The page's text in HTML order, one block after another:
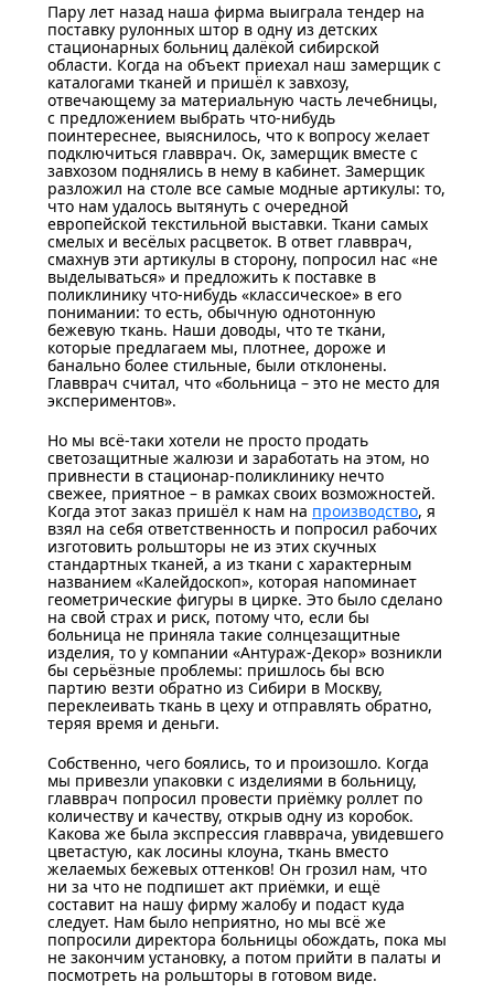
Пару лет назад наша фирма выиграла тендер на
поставку рулонных штор в одну из детских
стационарных больниц далёкой сибирской
области. Когда на объект приехал наш замерщик с
каталогами тканей и пришёл к завхозу,
отвечающему за материальную часть лечебницы,
с предложением выбрать что-нибудь
поинтереснее, выяснилось, что к вопросу желает
подключиться главврач. Ок, замерщик вместе с
завхозом поднялись в нему в кабинет. Замерщик
разложил на столе все самые модные артикулы: то,
что нам удалось вытянуть с очередной
европейской текстильной выставки. Ткани самых
смелых и весёлых расцветок. В ответ главврач,
смахнув эти артикулы в сторону, попросил нас «не
выделываться» и предложить к поставке в
поликлинику что-нибудь «классическое» в его
понимании: то есть, обычную однотонную
бежевую ткань. Наши доводы, что те ткани,
которые предлагаем мы, плотнее, дороже и
банально более стильные, были отклонены.
Главврач считал, что «больница – это не место для
экспериментов».
Но мы всё-таки хотели не просто продать
светозащитные жалюзи и заработать на этом, но
привнести в стационар-поликлинику нечто
свежее, приятное – в рамках своих возможностей.
Когда этот заказ пришёл к нам на производство, я
взял на себя ответственность и попросил рабочих
изготовить рольшторы не из этих скучных
стандартных тканей, а из ткани с характерным
названием «Калейдоскоп», которая напоминает
геометрические фигуры в цирке. Это было сделано
на свой страх и риск, потому что, если бы
больница не приняла такие солнцезащитные
изделия, то у компании «Антураж-Декор» возникли
бы серьёзные проблемы: пришлось бы всю
партию везти обратно из Сибири в Москву,
переклеивать ткань в цеху и отправлять обратно,
теряя время и деньги.
Собственно, чего боялись, то и произошло. Когда
мы привезли упаковки с изделиями в больницу,
главврач попросил провести приёмку роллет по
количеству и качеству, открыв одну из коробок.
Какова же была экспрессия главврача, увидевшего
цветастую, как лосины клоуна, ткань вместо
желаемых бежевых оттенков! Он грозил нам, что
ни за что не подпишет акт приёмки, и ещё
составит на нашу фирму жалобу и подаст куда
следует. Нам было неприятно, но мы всё же
попросили директора больницы обождать, пока мы
не закончим установку, а потом прийти в палаты и
посмотреть на рольшторы в готовом виде.